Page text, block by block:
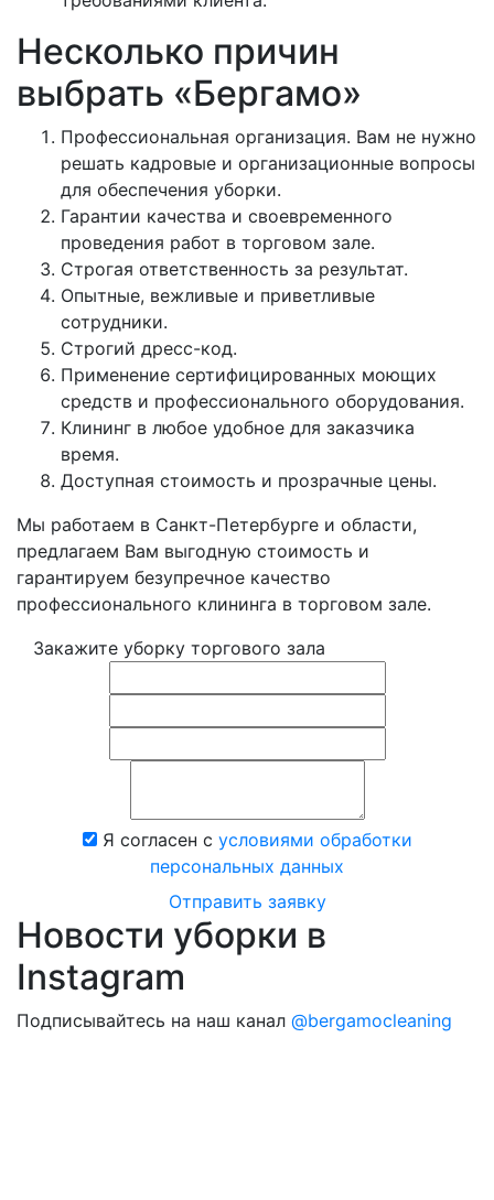
Несколько причин
выбрать «Бергамо»
Профессиональная организация. Вам не нужно
решать кадровые и организационные вопросы
для обеспечения уборки.
Гарантии качества и своевременного
проведения работ в торговом зале.
Строгая ответственность за результат.
Опытные, вежливые и приветливые
сотрудники.
Строгий дресс-код.
Применение сертифицированных моющих
средств и профессионального оборудования.
Клининг в любое удобное для заказчика
время.
Доступная стоимость и прозрачные цены.
Мы работаем в Санкт-Петербурге и области,
предлагаем Вам выгодную стоимость и
гарантируем безупречное качество
профессионального клининга в торговом зале.
Закажите уборку торгового зала
Я согласен с условиями обработки
персональных данных
Отправить заявку
Новости уборки в
Instagram
Подписывайтесь на наш канал @bergamocleaning